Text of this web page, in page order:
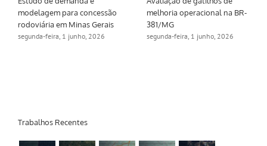
modelagem para concessão
rodoviária em Minas Gerais
segunda-feira, 1 junho, 2026
melhoria operacional na BR-
381/MG
segunda-feira, 1 junho, 2026
Trabalhos Recentes